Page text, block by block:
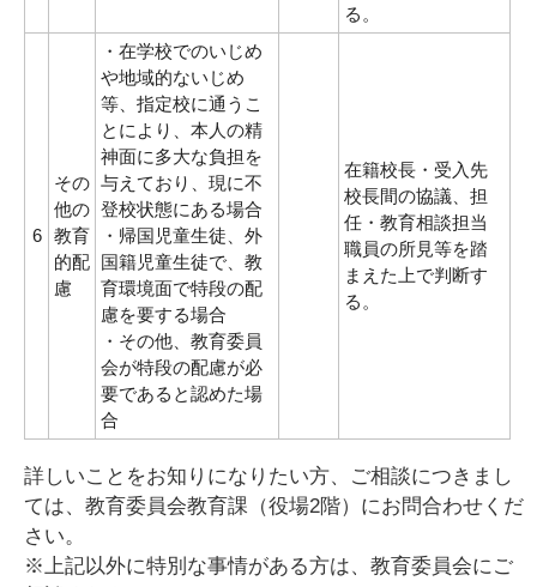
る。
6
その
他の
教育
的配
慮
・在学校でのいじめ
や地域的ないじめ
等、指定校に通うこ
とにより、本人の精
神面に多大な負担を
与えており、現に不
登校状態にある場合
・帰国児童生徒、外
国籍児童生徒で、教
育環境面で特段の配
慮を要する場合
・その他、教育委員
会が特段の配慮が必
要であると認めた場
合
在籍校長・受入先
校長間の協議、担
任・教育相談担当
職員の所見等を踏
まえた上で判断す
る。
詳しいことをお知りになりたい方、ご相談につきまし
ては、教育委員会教育課（役場2階）にお問合わせくだ
さい。
※上記以外に特別な事情がある方は、教育委員会にご